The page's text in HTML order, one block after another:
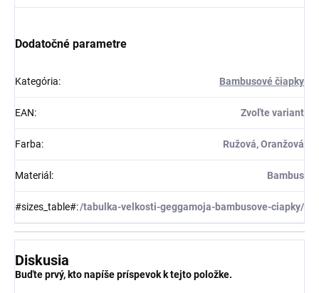
Dodatočné parametre
Kategória: Bambusové čiapky
EAN: Zvoľte variant
Farba: Ružová, Oranžová
Materiál : Bambus
#sizes_table#:/tabulka-velkosti-geggamoja-bambusove-ciapky/
Diskusia
Buďte prvý, kto napíše príspevok k tejto položke.